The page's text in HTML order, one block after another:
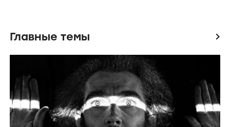
Главные темы icon